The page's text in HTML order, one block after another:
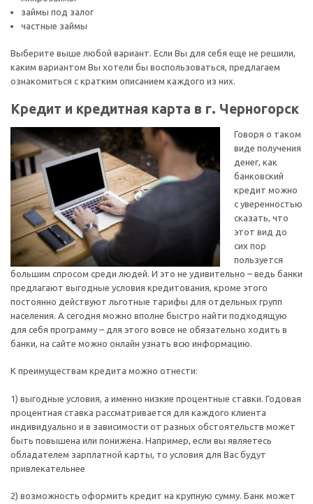
займы под залог
частные займы
Выберите выше любой вариант. Если Вы для себя еще не решили,
каким вариантом Вы хотели бы воспользоваться, предлагаем
ознакомиться с кратким описанием каждого из них.
Кредит и кредитная карта в г. Черногорск
Говоря о таком
виде получения
денег, как
банковский
кредит можно
с уверенностью
сказать, что
этот вид до
сих пор
пользуется
большим спросом среди людей. И это не удивительно – ведь банки
предлагают выгодные условия кредитования, кроме этого
постоянно действуют льготные тарифы для отдельных групп
населения. А сегодня можно вполне быстро найти подходящую
для себя программу – для этого вовсе не обязательно ходить в
банки, на сайте можно онлайн узнать всю информацию.
К преимуществам кредита можно отнести:
1) выгодные условия, а именно низкие процентные ставки. Годовая
процентная ставка рассматривается для каждого клиента
индивидуально и в зависимости от разных обстоятельств может
быть повышена или понижена. Например, если вы являетесь
обладателем зарплатной карты, то условия для Вас будут
привлекательнее
2) возможность оформить кредит на крупную сумму. Банк может